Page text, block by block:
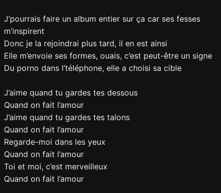
J’pourrais faire un album entier sur ça car ses fesses
m’inspirent
Donc je la rejoindrai plus tard, il en est ainsi
Elle m’envoie ses formes, ouais, c’est peut-être un signe
Du porno dans l’téléphone, elle a choisi sa cible
J’aime quand tu gardes tes dessous
Quand on fait l’amour
J’aime quand tu gardes tes talons
Quand on fait l’amour
Regarde-moi dans les yeux
Quand on fait l’amour
Toi et moi, c’est merveilleux
Quand on fait l’amour